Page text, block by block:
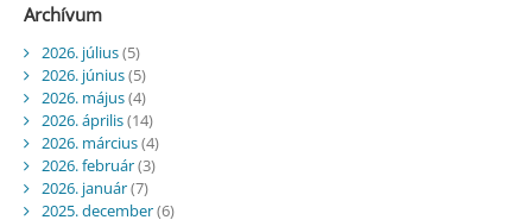
Archívum
2026. július(5)
2026. június(5)
2026. május(4)
2026. április(14)
2026. március(4)
2026. február(3)
2026. január(7)
2025. december(6)